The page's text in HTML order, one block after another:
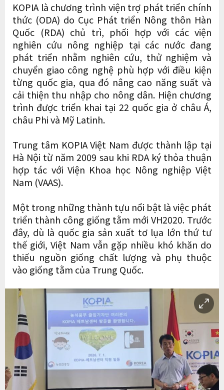
KOPIA là chương trình viện trợ phát triển chính
thức (ODA) do Cục Phát triển Nông thôn Hàn
Quốc (RDA) chủ trì, phối hợp với các viện
nghiên cứu nông nghiệp tại các nước đang
phát triển nhằm nghiên cứu, thử nghiệm và
chuyển giao công nghệ phù hợp với điều kiện
từng quốc gia, qua đó nâng cao năng suất và
cải thiện thu nhập cho nông dân. Hiện chương
trình được triển khai tại 22 quốc gia ở châu Á,
châu Phi và Mỹ Latinh.
Trung tâm KOPIA Việt Nam được thành lập tại
Hà Nội từ năm 2009 sau khi RDA ký thỏa thuận
hợp tác với Viện Khoa học Nông nghiệp Việt
Nam (VAAS).
Một trong những thành tựu nổi bật là việc phát
triển thành công giống tằm mới VH2020. Trước
đây, dù là quốc gia sản xuất tơ lụa lớn thứ tư
thế giới, Việt Nam vẫn gặp nhiều khó khăn do
thiếu nguồn giống chất lượng và phụ thuộc
vào giống tằm của Trung Quốc.